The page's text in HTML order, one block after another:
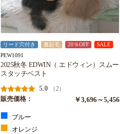
リード穴付き 裏起毛 20％OFF SALE
PEW1091
2025秋冬 EDWIN（ エドウィン）スムー
スタッチベスト
5.0
（2）
販売価格：
￥3,696～5,456
ブルー
オレンジ